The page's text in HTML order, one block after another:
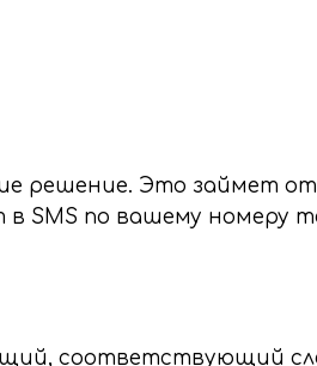
Это займет от
SMS по вашему номеру
соответствующий